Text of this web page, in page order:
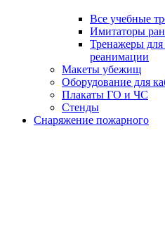
Все учебные
Имитаторы
Тренажеры для
реанимации
Макеты убежищ
Оборудование для
Плакаты ГО и ЧС
Стенды
Снаряжение пожарного